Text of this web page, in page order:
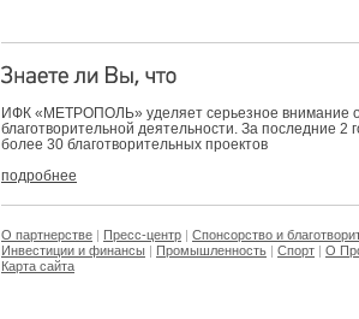
ИФК «МЕТРОПОЛЬ» уделяет серьезное внимание
благотворительной деятельности. За последние 2
более 30 благотворительных проектов
подробнее
О партнерстве | Пресс-центр | Спонсорство и
Инвестиции и финансы | Промышленность | Спорт | О
Карта сайта